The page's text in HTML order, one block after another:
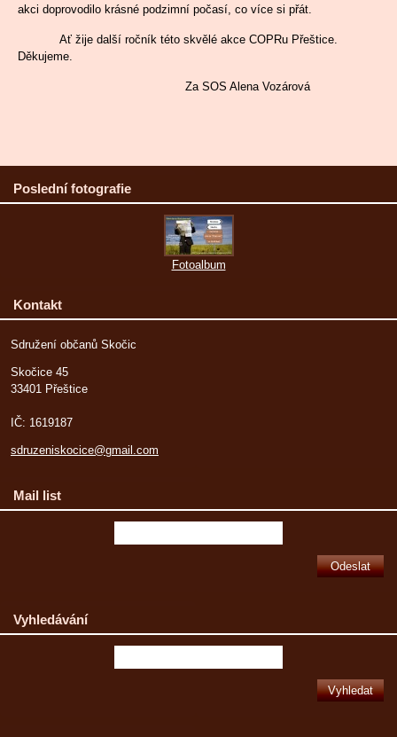
akci doprovodilo krásné podzimní počasí, co více si přát.
Ať žije další ročník této skvělé akce COPRu Přeštice.
Děkujeme.
Za SOS Alena Vozárová
Poslední fotografie
Fotoalbum
Kontakt
Sdružení občanů Skočic
Skočice 45
33401 Přeštice
IČ: 1619187
sdruzeniskocice@gmail.com
Mail list
Vyhledávání